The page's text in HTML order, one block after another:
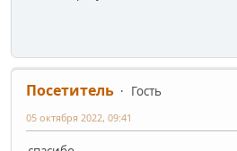
Посетитель
Гость
05 октября 2022, 09:41